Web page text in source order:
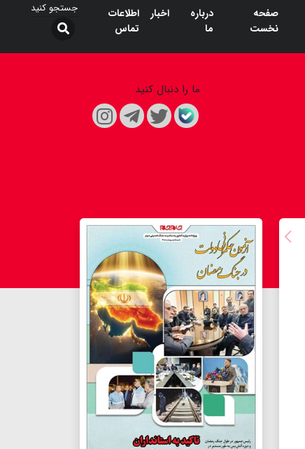
صفحه
نخست
درباره
ما
اخبار
اطلاعات
تماس
ما را دنبال کنید